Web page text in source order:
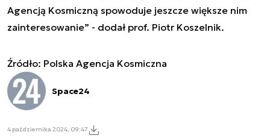
Agencją Kosmiczną spowoduje jeszcze większe nim
zainteresowanie” - dodał prof. Piotr Koszelnik.
Źródło: Polska Agencja Kosmiczna
Space24
4 października 2024, 09:47